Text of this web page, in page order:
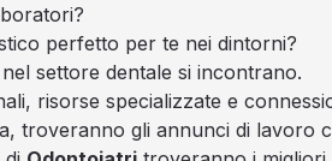
perfetto per te nei dintorni?
settore dentale si incontrano.
risorse specializzate e
troveranno gli annunci di lavoro